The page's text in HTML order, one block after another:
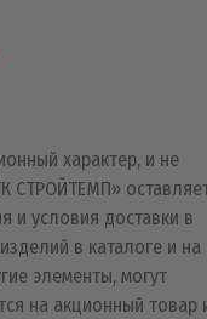
характер, и не
СТРОЙТЕМП»
и условия доставки в
в каталоге и на
элементы, могут
на акционный товар